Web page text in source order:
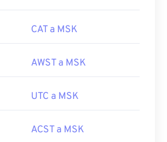
CAT a MSK
AWST a MSK
UTC a MSK
ACST a MSK